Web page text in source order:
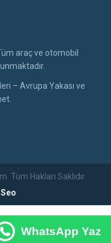
araç ve otomobil
– Avrupa Yakası ve
Hakları Saklıdır.
WhatsApp Yaz